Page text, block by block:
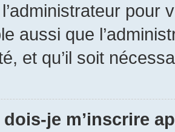
pour
aussi que
et qu’il soit
je m’inscrire